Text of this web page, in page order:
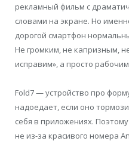
рекламный фильм с
словами на экране. Но
дорогой смартфон
Не громким, не капризным,
исправим», а просто
Fold7 — устройство про
надоедает, если оно
себя в приложениях.
не из-за красивого номера